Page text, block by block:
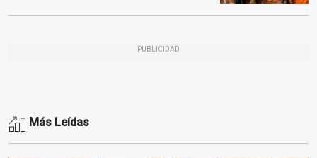
PUBLICIDAD
Más Leídas